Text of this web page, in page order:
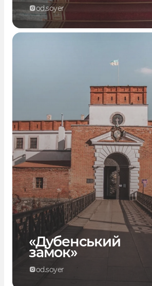
od.soyer
«Дубенський
замок»
od.soyer